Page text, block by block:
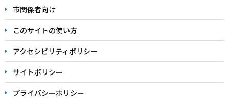
こ
ま
で
市関係者向け
このサイトの使い方
アクセシビリティポリシー
サイトポリシー
プライバシーポリシー